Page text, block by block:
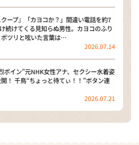
クープ』「カヨコか？」間違い電話を約7
続けてくる見知らぬ男性。カヨコのふり
ツリと呟いた言葉は…
2026.07.14
ボイン”元NHK女性アナ、セクシー水着姿
！ 千鳥“ちょっと待てぃ！！”ボタン連
2026.07.21